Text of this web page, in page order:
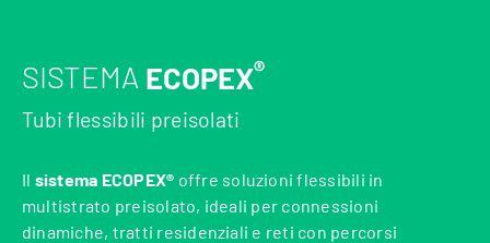
SISTEMA ECOPEX®
Tubi flessibili preisolati
Il sistema ECOPEX® offre soluzioni flessibili in
multistrato preisolato, ideali per connessioni
dinamiche, tratti residenziali e reti con percorsi